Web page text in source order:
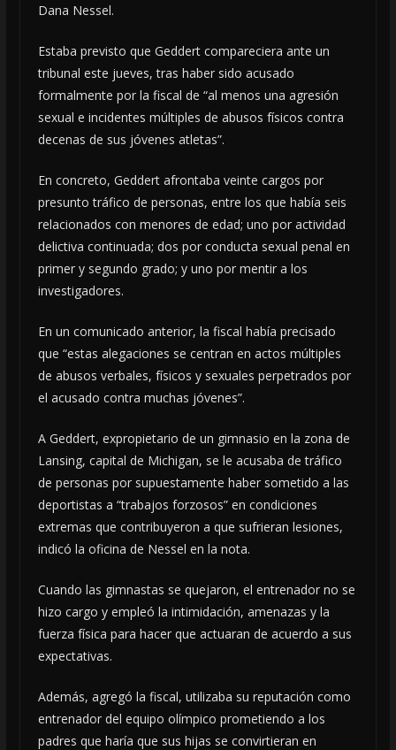
Dana Nessel.
Estaba previsto que Geddert compareciera ante un
tribunal este jueves, tras haber sido acusado
formalmente por la fiscal de “al menos una agresión
sexual e incidentes múltiples de abusos físicos contra
decenas de sus jóvenes atletas”.
En concreto, Geddert afrontaba veinte cargos por
presunto tráfico de personas, entre los que había seis
relacionados con menores de edad; uno por actividad
delictiva continuada; dos por conducta sexual penal en
primer y segundo grado; y uno por mentir a los
investigadores.
En un comunicado anterior, la fiscal había precisado
que “estas alegaciones se centran en actos múltiples
de abusos verbales, físicos y sexuales perpetrados por
el acusado contra muchas jóvenes”.
A Geddert, expropietario de un gimnasio en la zona de
Lansing, capital de Michigan, se le acusaba de tráfico
de personas por supuestamente haber sometido a las
deportistas a “trabajos forzosos” en condiciones
extremas que contribuyeron a que sufrieran lesiones,
indicó la oficina de Nessel en la nota.
Cuando las gimnastas se quejaron, el entrenador no se
hizo cargo y empleó la intimidación, amenazas y la
fuerza física para hacer que actuaran de acuerdo a sus
expectativas.
Además, agregó la fiscal, utilizaba su reputación como
entrenador del equipo olímpico prometiendo a los
padres que haría que sus hijas se convirtieran en